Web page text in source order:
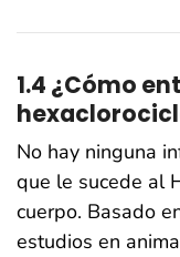
1.4 ¿Cómo
No hay ninguna
que le sucede al
cuerpo. Basado
estudios en